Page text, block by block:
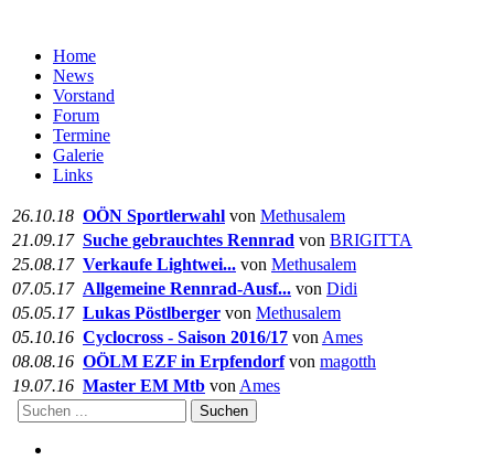
Home
News
Vorstand
Forum
Termine
Galerie
Links
26.10.18 OÖN Sportlerwahl von Methusalem
21.09.17 Suche gebrauchtes Rennrad von BRIGITTA
25.08.17 Verkaufe Lightwei... von Methusalem
07.05.17 Allgemeine Rennrad-Ausf... von Didi
05.05.17 Lukas Pöstlberger von Methusalem
05.10.16 Cyclocross - Saison 2016/17 von Ames
08.08.16 OÖLM EZF in Erpfendorfvon magotth
19.07.16 Master EM Mtb von Ames
Suchen